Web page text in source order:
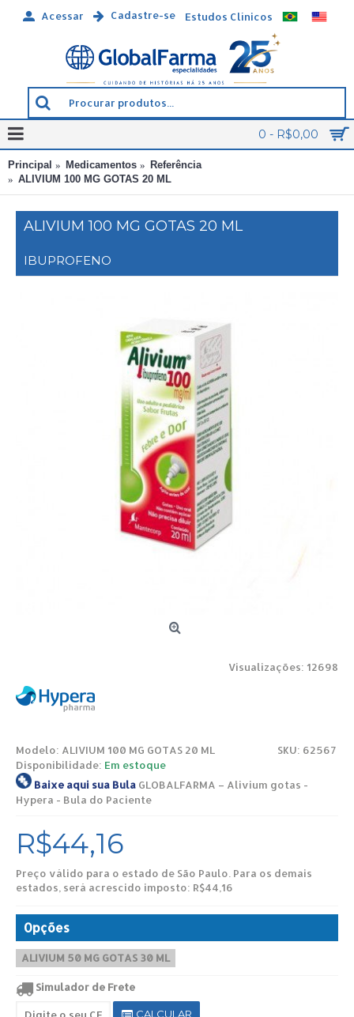
Acessar Cadastre-se Estudos Clínicos
0 - R$0,00
Principal Medicamentos
Referência
ALIVIUM 100 MG GOTAS 20 ML
ALIVIUM 100 MG GOTAS 20 ML
IBUPROFENO
Visualizações: 12698
Modelo: ALIVIUM 100 MG GOTAS 20 ML
SKU: 62567
Disponibilidade: Em estoque
Baixe aqui sua Bula GLOBALFARMA – Alivium gotas -
Hypera - Bula do Paciente
R$44,16
Preço válido para o estado de São Paulo. Para os demais
estados, será acrescido imposto: R$44,16
Opções
ALIVIUM 50 MG GOTAS 30 ML
Simulador de Frete
CALCULAR